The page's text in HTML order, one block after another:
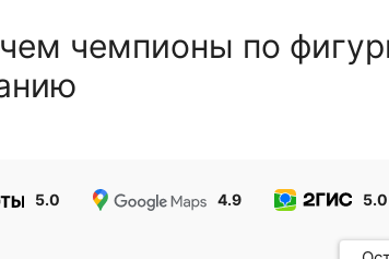
чемпионы по
5.0 4.9 5.0